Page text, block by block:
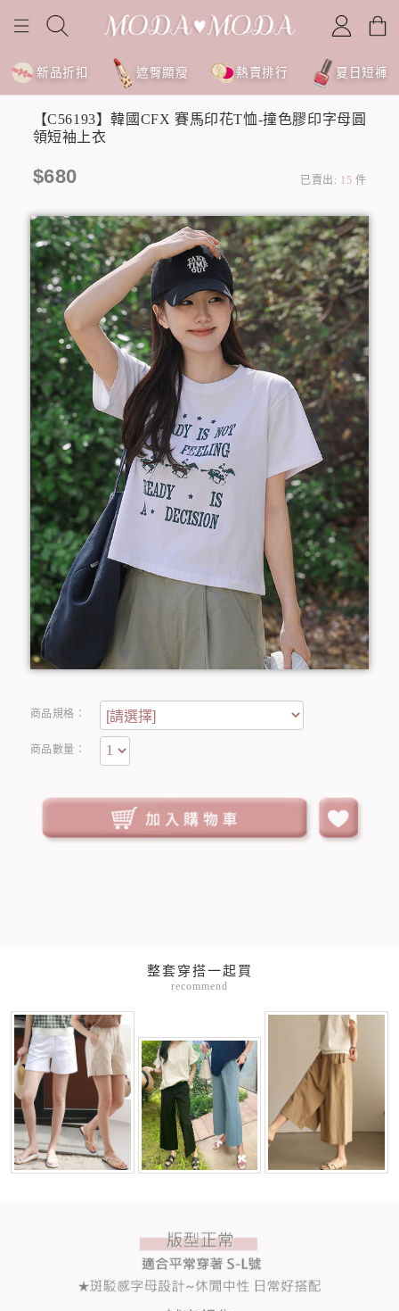
新品折扣 遮臀顯瘦 熱賣排行 夏日短褲
【C56193】韓國CFX 賽馬印花T恤-撞色膠印字母圓
領短袖上衣
$680 已賣出: 15 件
商品規格：
商品數量：
整套穿搭一起買
recommend